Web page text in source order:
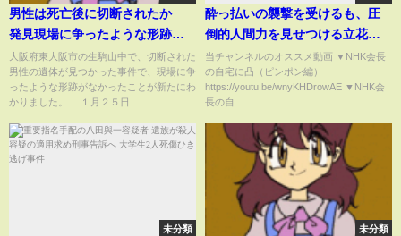
男性は死亡後に切断されたか
発見現場に争ったような形跡な
し 東大阪市の山中に遺体
（2025年1月31日）
大阪府東大阪市の生駒山中で、切断された
男性の遺体が見つかった事件で、現場に争
ったような形跡がなかったことが新たにわ
かりました。 １月２５日...
酔っ払いの襲撃を受けるも、圧
倒的人間力を見せつける立花孝
志！【 NHK党 立花孝志 切り抜
き 】
当チャンネルのオススメ動画 ▼NHK会長
の自宅に凸（ピンポン編）
https://youtu.be/wnyKHDrowAE ▼NHK会
長の自...
未分類 未分類